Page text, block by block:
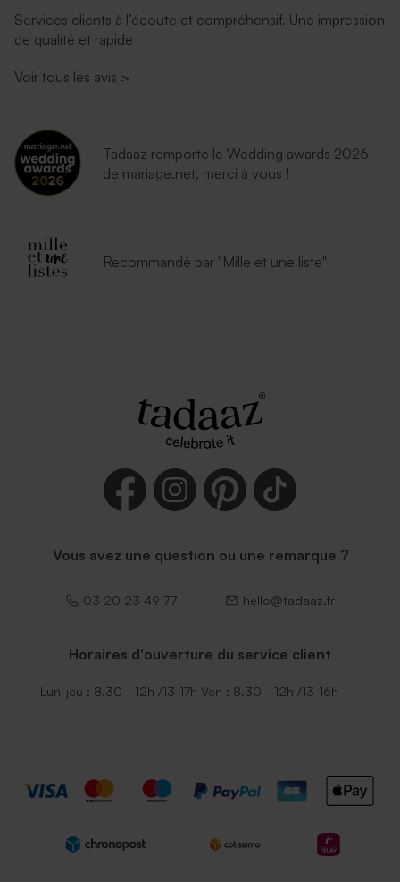
Services clients à l’écoute et compréhensif. Une impression
de qualité et rapide
Voir tous les avis >
Tadaaz remporte le Wedding awards 2026
de mariage.net, merci à vous !
Recommandé par "Mille et une liste"
Vous avez une question ou une remarque ?
03 20 23 49 77 hello@tadaaz.fr
Horaires d'ouverture du service client
Lun-jeu : 8.30 - 12h /13-17h Ven : 8.30 - 12h /13-16h